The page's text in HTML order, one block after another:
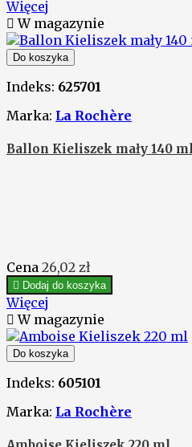
Więcej
 W magazynie
Do koszyka
Indeks: 625701
Marka: La Rochère
Ballon Kieliszek mały 140 ml
Cena 26,02 zł
 Dodaj do koszyka
Więcej
 W magazynie
Do koszyka
Indeks: 605101
Marka: La Rochère